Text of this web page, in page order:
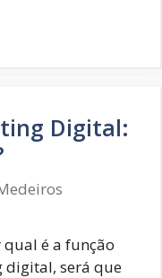
Digital:
qual é a função
digital, será que